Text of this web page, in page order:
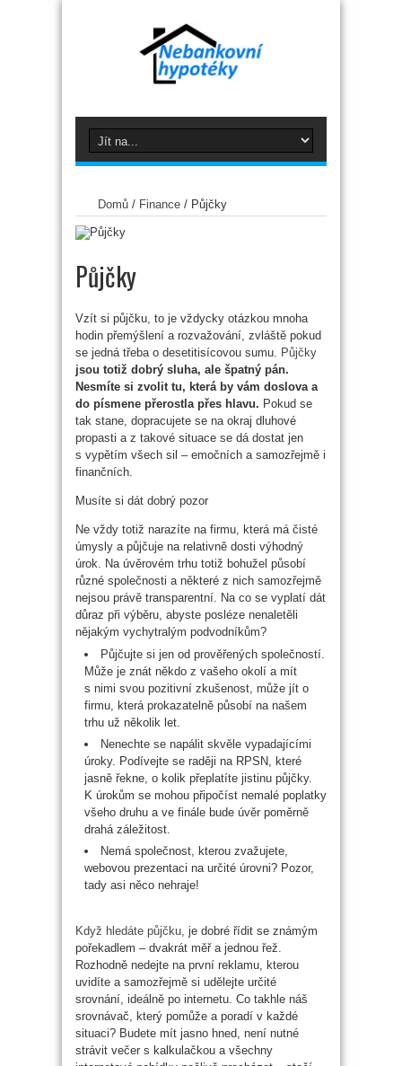
Domů / Finance / Půjčky
Půjčky
Vzít si půjčku, to je vždycky otázkou mnoha
hodin přemýšlení a rozvažování, zvláště pokud
se jedná třeba o desetitisícovou sumu. Půjčky
jsou totiž dobrý sluha, ale špatný pán.
Nesmíte si zvolit tu, která by vám doslova a
do písmene přerostla přes hlavu. Pokud se
tak stane, dopracujete se na okraj dluhové
propasti a z takové situace se dá dostat jen
s vypětím všech sil – emočních a samozřejmě i
finančních.
Musíte si dát dobrý pozor
Ne vždy totiž narazíte na firmu, která má čisté
úmysly a půjčuje na relativně dosti výhodný
úrok. Na úvěrovém trhu totiž bohužel působí
různé společnosti a některé z nich samozřejmě
nejsou právě transparentní. Na co se vyplatí dát
důraz při výběru, abyste posléze nenaletěli
nějakým vychytralým podvodníkům?
Půjčujte si jen od prověřených společností.
Může je znát někdo z vašeho okolí a mít
s nimi svou pozitivní zkušenost, může jít o
firmu, která prokazatelně působí na našem
trhu už několik let.
Nenechte se napálit skvěle vypadajícími
úroky. Podívejte se raději na RPSN, které
jasně řekne, o kolik přeplatíte jistinu půjčky.
K úrokům se mohou připočíst nemalé poplatky
všeho druhu a ve finále bude úvěr poměrně
drahá záležitost.
Nemá společnost, kterou zvažujete,
webovou prezentaci na určité úrovni? Pozor,
tady asi něco nehraje!
Když hledáte půjčku , je dobré řídit se známým
pořekadlem – dvakrát měř a jednou řež.
Rozhodně nedejte na první reklamu, kterou
uvidíte a samozřejmě si udělejte určité
srovnání, ideálně po internetu. Co takhle náš
srovnávač, který pomůže a poradí v každé
situaci? Budete mít jasno hned, není nutné
strávit večer s kalkulačkou a všechny